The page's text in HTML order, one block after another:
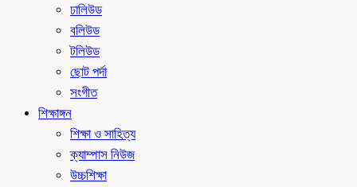
ঢালিউড
বলিউড
টলিউড
ছোট পর্দা
সংগীত
শিক্ষাঙ্গন
শিক্ষা ও সাহিত্য
ক্যাম্পাস নিউজ
উচ্চশিক্ষা